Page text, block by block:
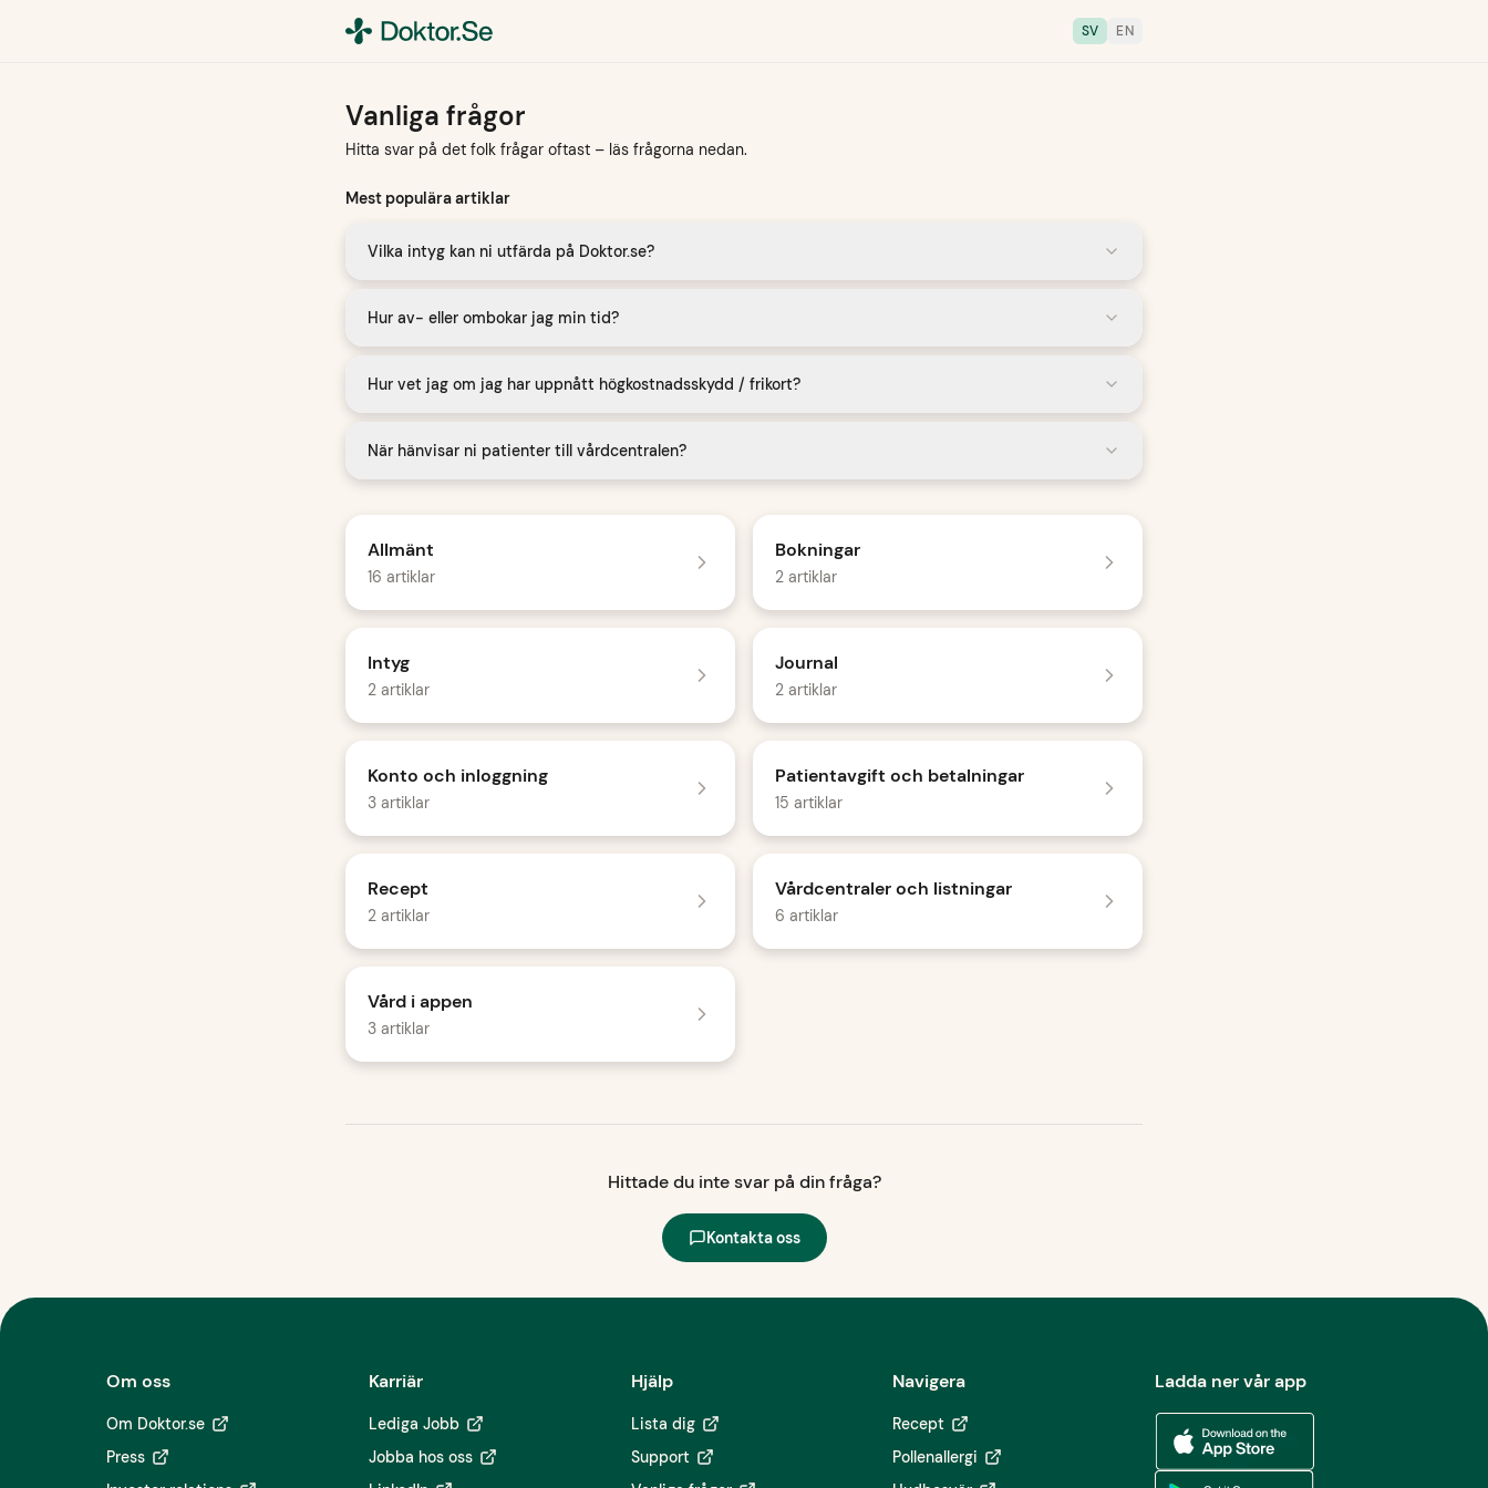
SV EN
Vanliga frågor
Hitta svar på det folk frågar oftast – läs frågorna nedan.
Mest populära artiklar
Vilka intyg kan ni utfärda på Doktor.se?
Hur av- eller ombokar jag min tid?
Hur vet jag om jag har uppnått högkostnadsskydd / frikort?
När hänvisar ni patienter till vårdcentralen?
Allmänt
16 artiklar
Bokningar
2 artiklar
Intyg
2 artiklar
Journal
2 artiklar
Konto och inloggning
3 artiklar
Patientavgift och betalningar
15 artiklar
Recept
2 artiklar
Vårdcentraler och listningar
6 artiklar
Vård i appen
3 artiklar
Hittade du inte svar på din fråga?
Kontakta oss
Om oss
Om Doktor.se
Press
Karriär
Lediga Jobb
Jobba hos oss
Hjälp
Lista dig
Support
Navigera
Recept
Pollenallergi
Ladda ner vår app